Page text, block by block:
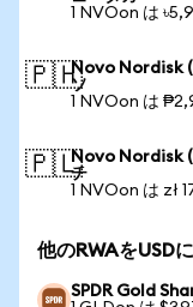
1 NVOon は
🇵🇭Novo Nordisk
ソ
1 NVOon は
🇵🇱Novo Nordisk
チ
1 NVOon は zł
他のRWAをUSD
SPDR Gold